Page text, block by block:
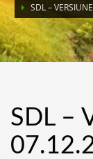
SDL –
SDL –